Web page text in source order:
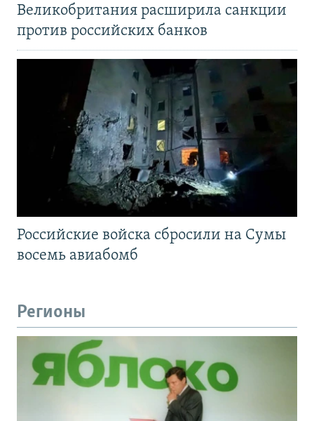
Великобритания расширила санкции
против российских банков
Российские войска сбросили на Сумы
восемь авиабомб
Регионы